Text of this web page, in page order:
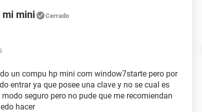
mi mini Cerrado
un compu hp mini com window7starte pero por
entrar ya que posee una clave y no se cual es
seguro pero no pude que me recomiendan
hacer